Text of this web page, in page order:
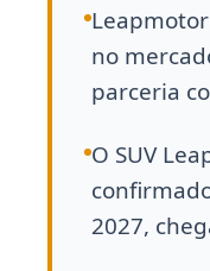
no
parceria
O SUV
2027,